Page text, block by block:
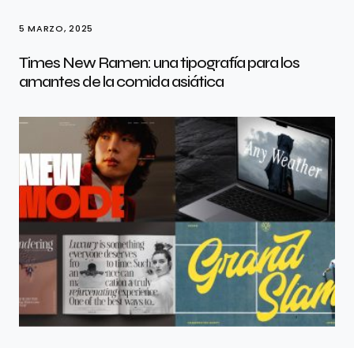
5 MARZO, 2025
Times New Ramen: una tipografía para los
amantes de la comida asiática